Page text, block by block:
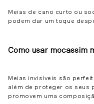
Meias de cano curto ou
podem dar um toque
Como usar mocassim
Meias invisíveis são
além de proteger os seus
promovem uma